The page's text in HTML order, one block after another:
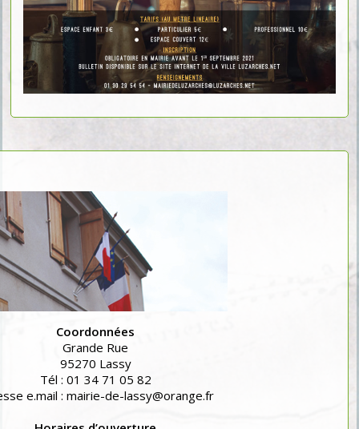
Coordonnées
Grande Rue
95270 Lassy
Tél : 01 34 71 05 82
e.mail : mairie-de-lassy@orange.fr